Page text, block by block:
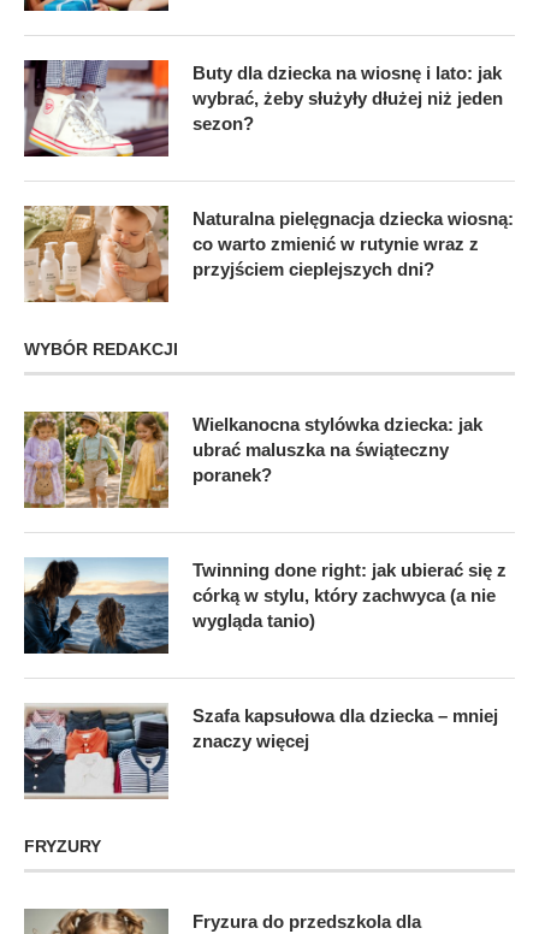
Buty dla dziecka na wiosnę i lato: jak
wybrać, żeby służyły dłużej niż jeden
sezon?
Naturalna pielęgnacja dziecka wiosną:
co warto zmienić w rutynie wraz z
przyjściem cieplejszych dni?
WYBÓR REDAKCJI
Wielkanocna stylówka dziecka: jak
ubrać maluszka na świąteczny
poranek?
Twinning done right: jak ubierać się z
córką w stylu, który zachwyca (a nie
wygląda tanio)
Szafa kapsułowa dla dziecka – mniej
znaczy więcej
FRYZURY
Fryzura do przedszkola dla